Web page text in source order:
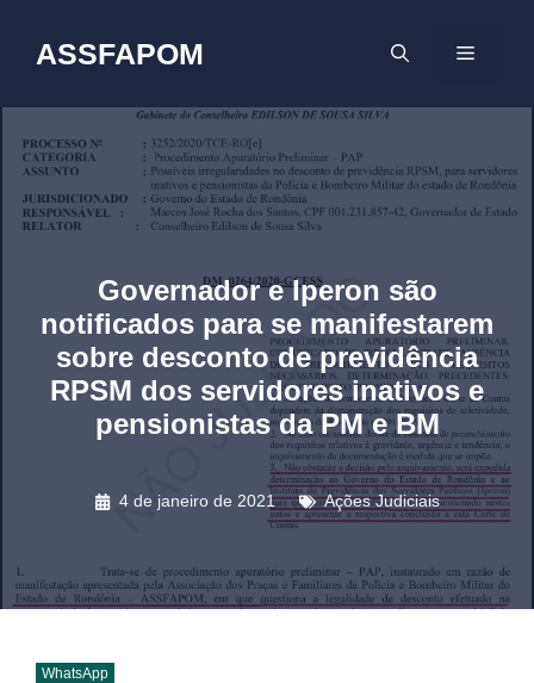
conteúdo
ASSFAPOM MENU
Governador e Iperon são
notificados para se manifestarem
sobre desconto de previdência
RPSM dos servidores inativos e
pensionistas da PM e BM
4 de janeiro de 2021 Ações Judiciais
WhatsApp